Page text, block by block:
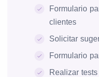
Formulario
clientes
Solicitar
Formulario
Realizar